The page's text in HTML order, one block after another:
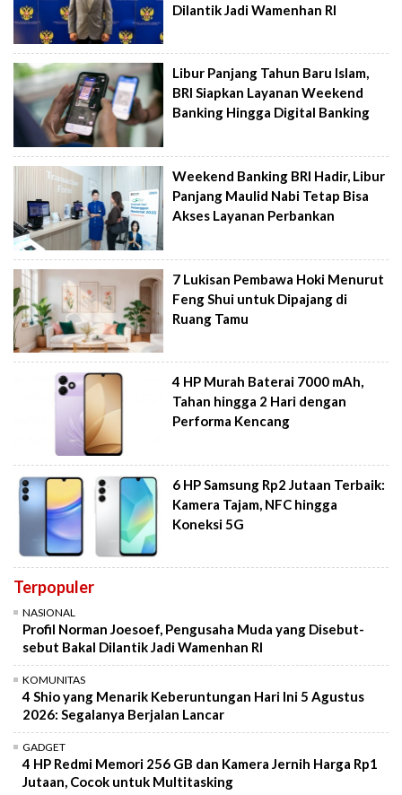
Dilantik Jadi Wamenhan RI
Libur Panjang Tahun Baru Islam,
BRI Siapkan Layanan Weekend
Banking Hingga Digital Banking
Weekend Banking BRI Hadir, Libur
Panjang Maulid Nabi Tetap Bisa
Akses Layanan Perbankan
7 Lukisan Pembawa Hoki Menurut
Feng Shui untuk Dipajang di
Ruang Tamu
4 HP Murah Baterai 7000 mAh,
Tahan hingga 2 Hari dengan
Performa Kencang
6 HP Samsung Rp2 Jutaan Terbaik:
Kamera Tajam, NFC hingga
Koneksi 5G
Terpopuler
NASIONAL
Profil Norman Joesoef, Pengusaha Muda yang Disebut-
sebut Bakal Dilantik Jadi Wamenhan RI
KOMUNITAS
4 Shio yang Menarik Keberuntungan Hari Ini 5 Agustus
2026: Segalanya Berjalan Lancar
GADGET
4 HP Redmi Memori 256 GB dan Kamera Jernih Harga Rp1
Jutaan, Cocok untuk Multitasking